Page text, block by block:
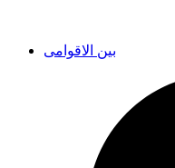
بین الاقوامی